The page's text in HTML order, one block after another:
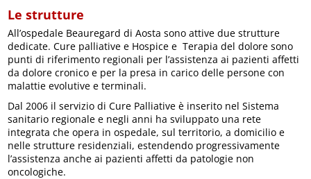
Le strutture
All’ospedale Beauregard di Aosta sono attive due strutture
dedicate. Cure palliative e Hospice e Terapia del dolore sono
punti di riferimento regionali per l’assistenza ai pazienti affetti
da dolore cronico e per la presa in carico delle persone con
malattie evolutive e terminali.
Dal 2006 il servizio di Cure Palliative è inserito nel Sistema
sanitario regionale e negli anni ha sviluppato una rete
integrata che opera in ospedale, sul territorio, a domicilio e
nelle strutture residenziali, estendendo progressivamente
l’assistenza anche ai pazienti affetti da patologie non
oncologiche.